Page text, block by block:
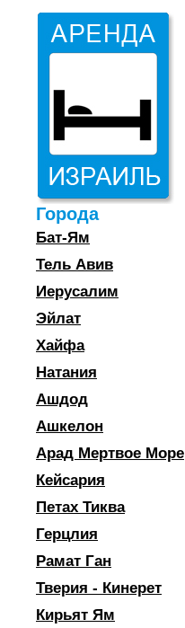
Города
Бат-Ям
Тель Авив
Иерусалим
Эйлат
Хайфа
Натания
Ашдод
Ашкелон
Арад Мертвое Море
Кейсария
Петах Тиква
Герцлия
Рамат Ган
Тверия - Кинерет
Кирьят Ям